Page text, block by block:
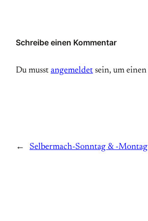
Schreibe einen Kommentar
Du musst angemeldet sein, um
← Selbermach-Sonntag & -